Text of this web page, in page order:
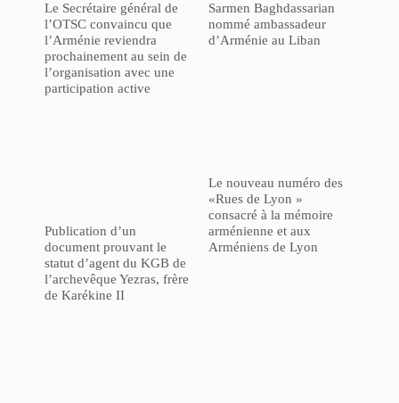
Le Secrétaire général de
l’OTSC convaincu que
l’Arménie reviendra
prochainement au sein de
l’organisation avec une
participation active
Publication d’un
document prouvant le
statut d’agent du KGB de
l’archevêque Yezras, frère
de Karékine II
Sarmen Baghdassarian
nommé ambassadeur
d’Arménie au Liban
Le nouveau numéro des
«Rues de Lyon »
consacré à la mémoire
arménienne et aux
Arméniens de Lyon